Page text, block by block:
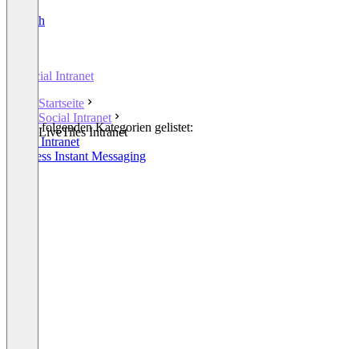
English
Social Intranet
Startseite
Social Intranet
LiveTiles Intranet
In den folgenden Kategorien gelistet:
Social Intranet
Business Instant Messaging